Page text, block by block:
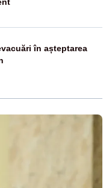
în așteptarea